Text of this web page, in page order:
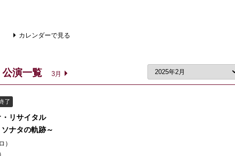
カレンダーで見る
公演一覧 3月
了
リサイタル
ナタの軌跡～
）